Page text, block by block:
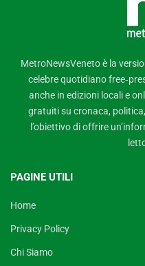
MetroNewsVeneto è la
celebre quotidiano
anche in edizioni locali e
gratuiti su cronaca,
l’obiettivo di offrire
PAGINE UTILI
Home
Privacy Policy
Chi Siamo